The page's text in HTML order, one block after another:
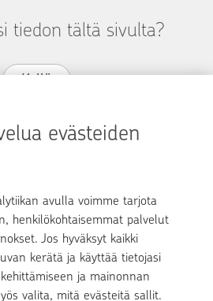
evästeiden
avulla voimme tarjota
henkilökohtaisemmat palvelut
Jos hyväksyt kaikki
kerätä ja käyttää tietojasi
ja mainonnan
valita, mitä evästeitä sallit.
tiedon tältä sivulta?
Kyllä